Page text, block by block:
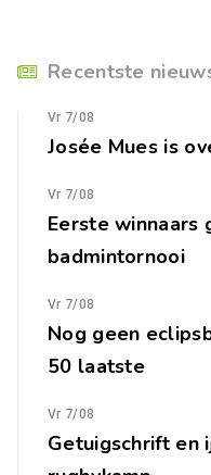
Recentste
Vr 7/08
Josée Mues is
Vr 7/08
Eerste winnaars
badmintornooi
Vr 7/08
Nog geen
50 laatste
Vr 7/08
Getuigschrift en